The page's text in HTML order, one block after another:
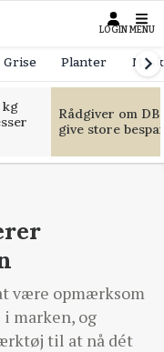
LOGIN MENU
Grise Planter
kg
Rådgiver om
give store
være opmærksom
marken, og
til at nå dét